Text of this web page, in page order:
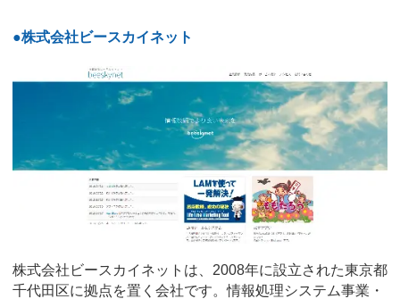
●株式会社ビースカイネット
株式会社ビースカイネットは、2008年に設立された東京都
千代田区に拠点を置く会社です。情報処理システム事業・